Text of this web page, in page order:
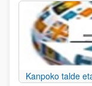
Kanpoko talde